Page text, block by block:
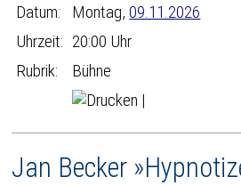
Datum:
Montag,09.11.2026
Uhrzeit: 20:00 Uhr
Rubrik:
Bühne
|
Jan Becker